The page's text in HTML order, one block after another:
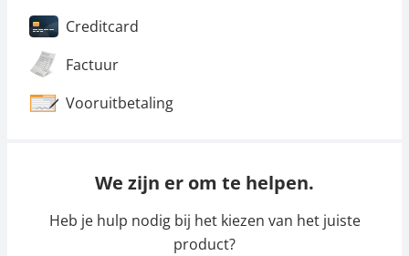
Creditcard
Factuur
Vooruitbetaling
We zijn er om te helpen.
Heb je hulp nodig bij het kiezen van het juiste
product?